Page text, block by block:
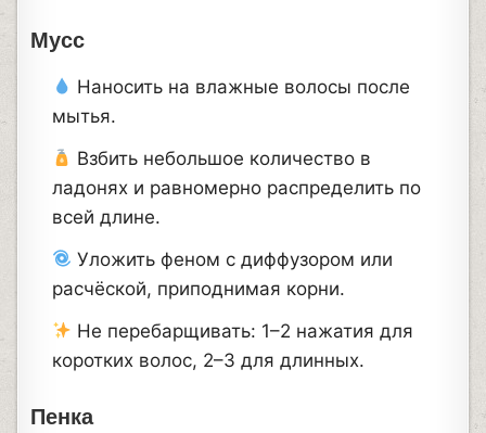
Мусс
Наносить на влажные волосы после
мытья.
Взбить небольшое количество в
ладонях и равномерно распределить по
всей длине.
Уложить феном с диффузором или
расчёской, приподнимая корни.
Не перебарщивать: 1–2 нажатия для
коротких волос, 2–3 для длинных.
Пенка